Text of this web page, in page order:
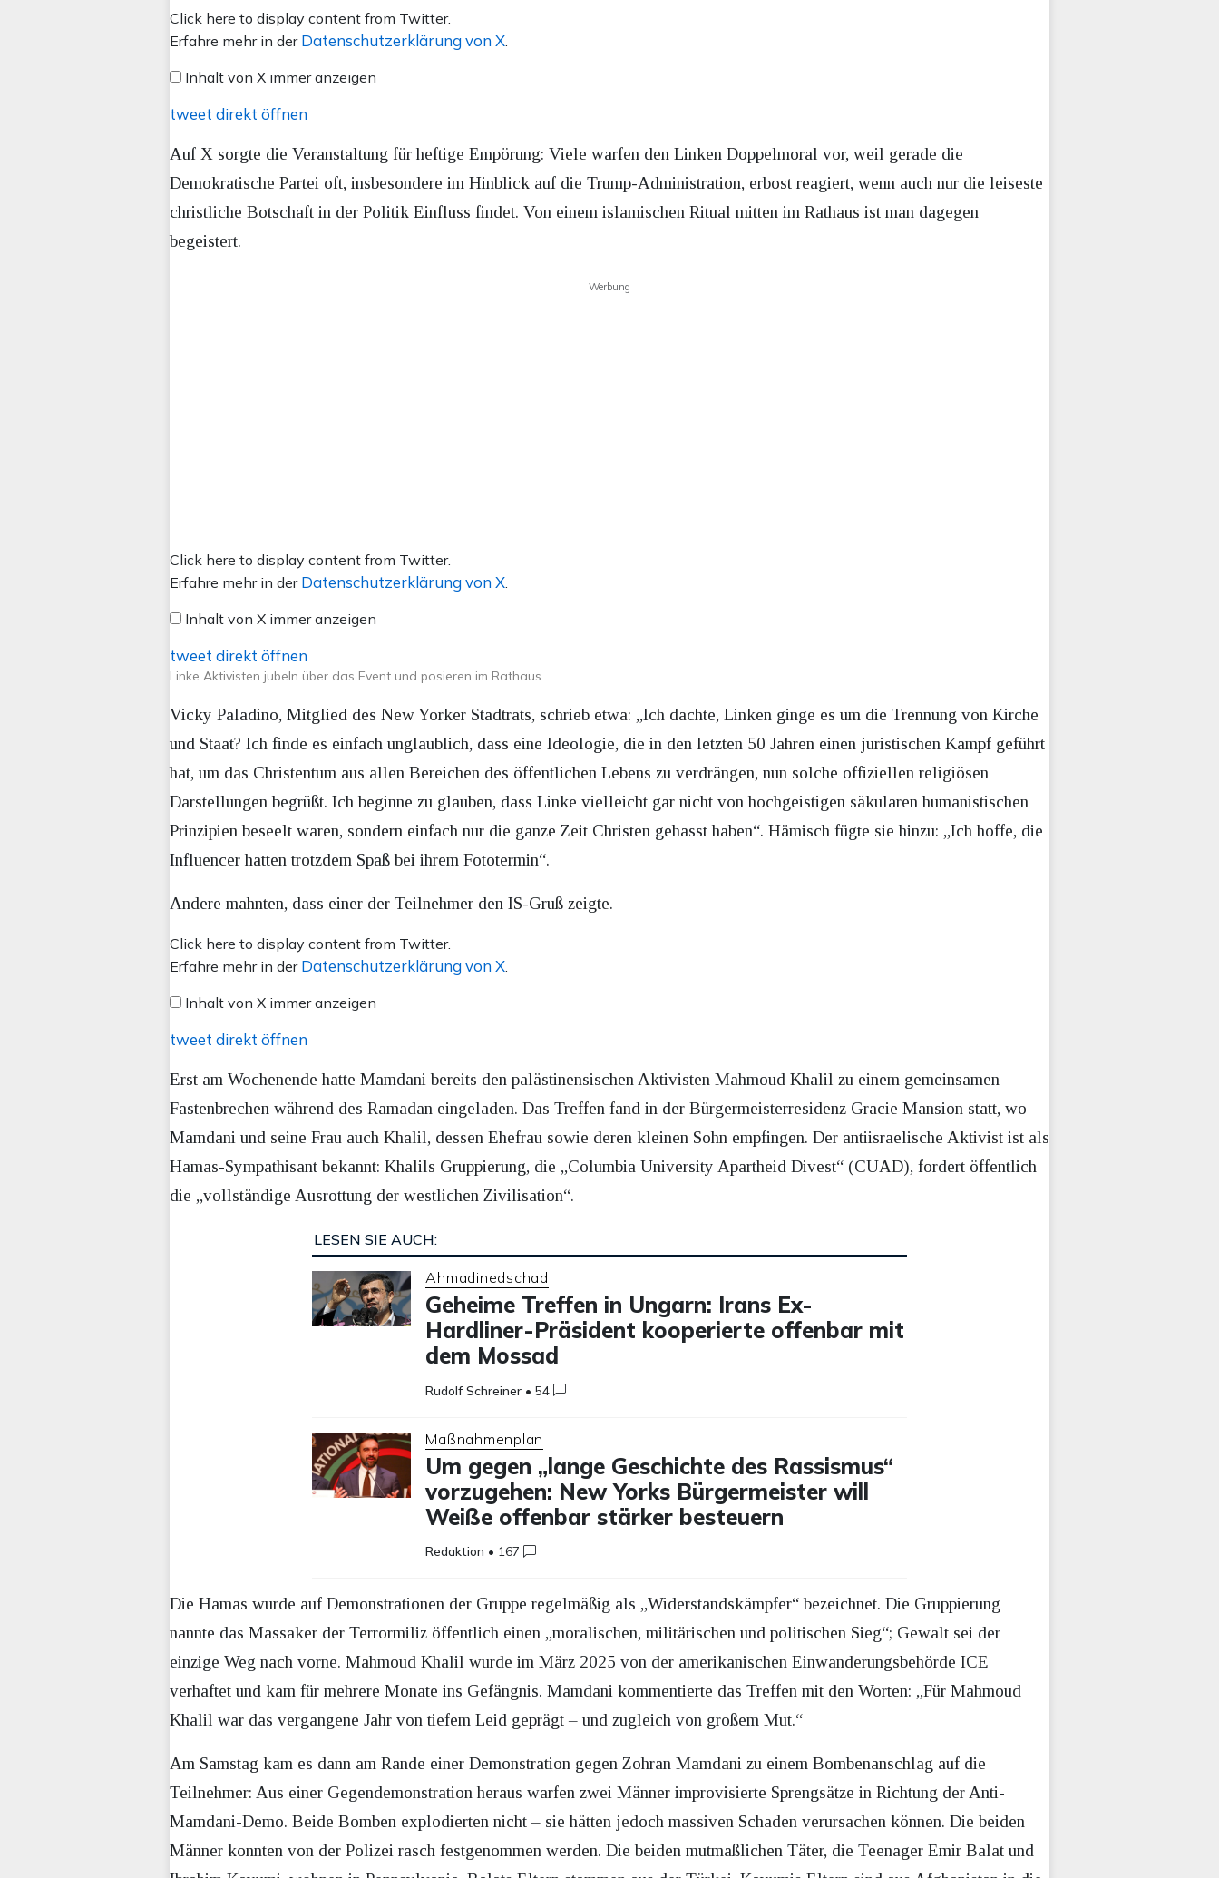
Inhalt
von
anzeigen
Click here to display content from Twitter.
Erfahre mehr in der Datenschutzerklärung von X
Inhalt von X immer anzeigen
tweet direkt öffnen
Auf X sorgte die Veranstaltung für heftige Empörung: Viele warfen den Linken Doppelmoral vor, weil gerade die
Demokratische Partei oft, insbesondere im Hinblick auf die Trump-Administration, erbost reagiert, wenn auch nur die leiseste
christliche Botschaft in der Politik Einfluss findet. Von einem islamischen Ritual mitten im Rathaus ist man dagegen
begeistert.
Werbung
Inhalt
von
anzeigen
Click here to display content from Twitter.
Erfahre mehr in der Datenschutzerklärung von X
Inhalt von X immer anzeigen
tweet direkt öffnen
Linke Aktivisten jubeln über das Event und posieren im Rathaus.
Vicky Paladino, Mitglied des New Yorker Stadtrats, schrieb etwa: „Ich dachte, Linken ginge es um die Trennung von Kirche
und Staat? Ich finde es einfach unglaublich, dass eine Ideologie, die in den letzten 50 Jahren einen juristischen Kampf geführt
hat, um das Christentum aus allen Bereichen des öffentlichen Lebens zu verdrängen, nun solche offiziellen religiösen
Darstellungen begrüßt. Ich beginne zu glauben, dass Linke vielleicht gar nicht von hochgeistigen säkularen humanistischen
Prinzipien beseelt waren, sondern einfach nur die ganze Zeit Christen gehasst haben“. Hämisch fügte sie hinzu: „Ich hoffe, die
Influencer hatten trotzdem Spaß bei ihrem Fototermin“.
Andere mahnten, dass einer der Teilnehmer den IS-Gruß zeigte.
Inhalt
von
anzeigen
Click here to display content from Twitter.
Erfahre mehr in der Datenschutzerklärung von X
Inhalt von X immer anzeigen
tweet direkt öffnen
Erst am Wochenende hatte Mamdani bereits den palästinensischen Aktivisten Mahmoud Khalil zu einem gemeinsamen
Fastenbrechen während des Ramadan eingeladen. Das Treffen fand in der Bürgermeisterresidenz Gracie Mansion statt, wo
Mamdani und seine Frau auch Khalil, dessen Ehefrau sowie deren kleinen Sohn empfingen. Der antiisraelische Aktivist ist als
Hamas-Sympathisant bekannt: Khalils Gruppierung, die „Columbia University Apartheid Divest“ (CUAD), fordert öffentlich
die „vollständige Ausrottung der westlichen Zivilisation“.
LESEN SIE AUCH:
Ahmadinedschad
Geheime Treffen in Ungarn: Irans Ex-
Hardliner-Präsident kooperierte offenbar mit
dem Mossad
Rudolf Schreiner •54
Maßnahmenplan
Um gegen „lange Geschichte des Rassismus“
vorzugehen: New Yorks Bürgermeister will
Weiße offenbar stärker besteuern
Redaktion • 167
Die Hamas wurde auf Demonstrationen der Gruppe regelmäßig als „Widerstandskämpfer“ bezeichnet. Die Gruppierung
nannte das Massaker der Terrormiliz öffentlich einen „moralischen, militärischen und politischen Sieg“; Gewalt sei der
einzige Weg nach vorne. Mahmoud Khalil wurde im März 2025 von der amerikanischen Einwanderungsbehörde ICE
verhaftet und kam für mehrere Monate ins Gefängnis. Mamdani kommentierte das Treffen mit den Worten: „Für Mahmoud
Khalil war das vergangene Jahr von tiefem Leid geprägt – und zugleich von großem Mut.“
Am Samstag kam es dann am Rande einer Demonstration gegen Zohran Mamdani zu einem Bombenanschlag auf die
Teilnehmer: Aus einer Gegendemonstration heraus warfen zwei Männer improvisierte Sprengsätze in Richtung der Anti-
Mamdani-Demo. Beide Bomben explodierten nicht – sie hätten jedoch massiven Schaden verursachen können. Die beiden
Männer konnten von der Polizei rasch festgenommen werden. Die beiden mutmaßlichen Täter, die Teenager Emir Balat und